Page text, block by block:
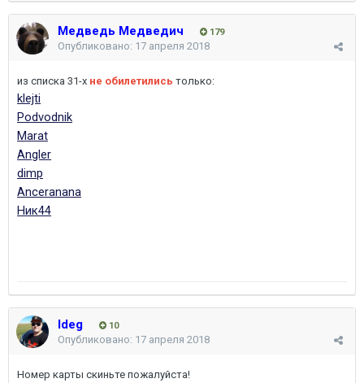
Медведь Медведич 179
Опубликовано: 17 апреля 2018
из списка 31-х не обилетились только:
klejti
Podvodnik
Marat
Angler
dimp
Anceranana
Ник44
ldeg 10
Опубликовано: 17 апреля 2018
Номер карты скиньте пожалуйста!